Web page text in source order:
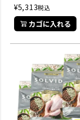
¥5,313税込
カゴに入れる